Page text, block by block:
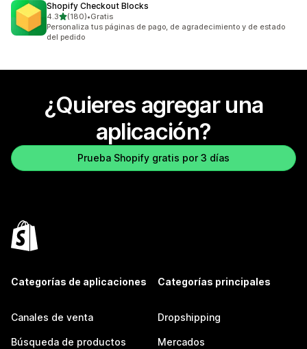
Shopify Checkout Blocks
4.3de 5 estrellas
(180)
180 reseñas en total
•Gratis
Personaliza tus páginas de pago, de agradecimiento y de estado
del pedido
¿Quieres agregar una
aplicación?
Prueba Shopify gratis por 3 días
Categorías de aplicaciones
Canales de venta
Búsqueda de productos
Categorías principales
Dropshipping
Mercados